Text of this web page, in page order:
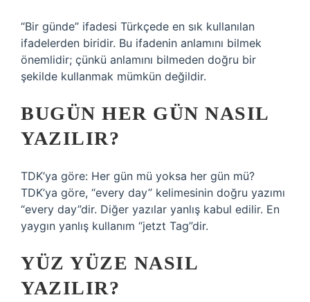
“Bir günde” ifadesi Türkçede en sık kullanılan
ifadelerden biridir. Bu ifadenin anlamını bilmek
önemlidir; çünkü anlamını bilmeden doğru bir
şekilde kullanmak mümkün değildir.
BUGÜN HER GÜN NASIL
YAZILIR?
TDK’ya göre: Her gün mü yoksa her gün mü?
TDK’ya göre, “every day” kelimesinin doğru yazımı
“every day”dir. Diğer yazılar yanlış kabul edilir. En
yaygın yanlış kullanım “jetzt Tag”dir.
YÜZ YÜZE NASIL
YAZILIR?